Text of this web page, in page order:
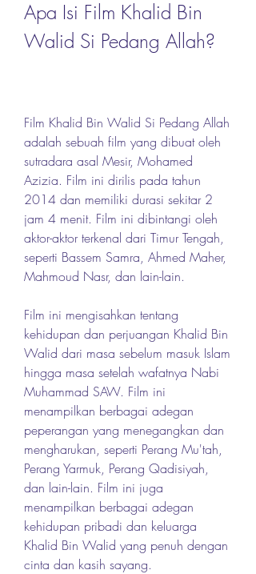
Apa Isi Film Khalid Bin
Walid Si Pedang Allah?
Film Khalid Bin Walid Si Pedang Allah
adalah sebuah film yang dibuat oleh
sutradara asal Mesir, Mohamed
Azizia. Film ini dirilis pada tahun
2014 dan memiliki durasi sekitar 2
jam 4 menit. Film ini dibintangi oleh
aktor-aktor terkenal dari Timur Tengah,
seperti Bassem Samra, Ahmed Maher,
Mahmoud Nasr, dan lain-lain.
Film ini mengisahkan tentang
kehidupan dan perjuangan Khalid Bin
Walid dari masa sebelum masuk Islam
hingga masa setelah wafatnya Nabi
Muhammad SAW. Film ini
menampilkan berbagai adegan
peperangan yang menegangkan dan
mengharukan, seperti Perang Mu'tah,
Perang Yarmuk, Perang Qadisiyah,
dan lain-lain. Film ini juga
menampilkan berbagai adegan
kehidupan pribadi dan keluarga
Khalid Bin Walid yang penuh dengan
cinta dan kasih sayang.